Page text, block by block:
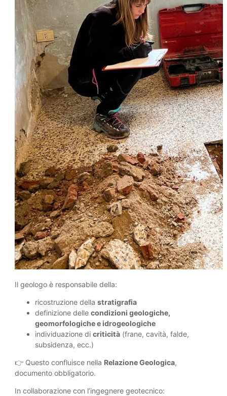
Il geologo è responsabile della:
ricostruzione dellastratigrafia
definizione dellecondizioni geologiche,
geomorfologiche e idrogeologiche
individuazione dicriticità (frane, cavità, falde,
subsidenza, ecc.)
👉 Questo confluisce nella Relazione Geologica,
documento obbligatorio.
In collaborazione con l’ingegnere geotecnico: